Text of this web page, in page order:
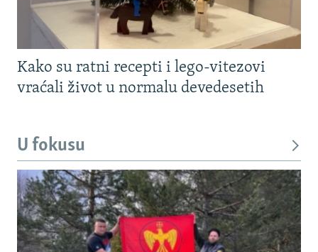
Kako su ratni recepti i lego-vitezovi
vraćali život u normalu devedesetih
U fokusu